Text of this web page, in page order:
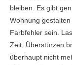
bleiben. Es gibt
Wohnung
Farbfehler sein.
Zeit. Überstürzen
überhaupt nicht